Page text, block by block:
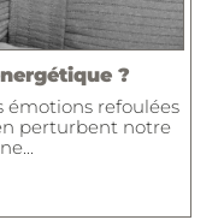
?
émotions refoulées
perturbent notre